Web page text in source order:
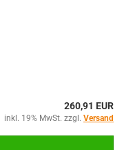
260,91 EUR
inkl. 19% MwSt. zzgl. Versand